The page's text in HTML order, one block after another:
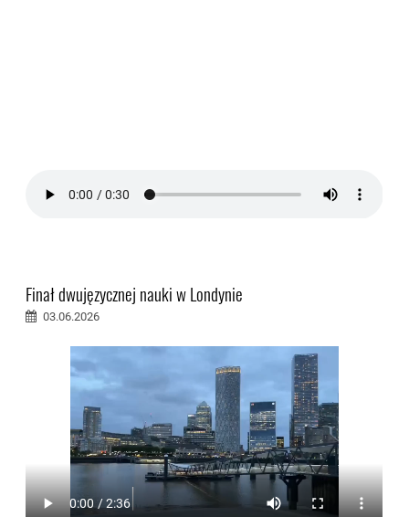
Finał dwujęzycznej nauki w Londynie
03.06.2026